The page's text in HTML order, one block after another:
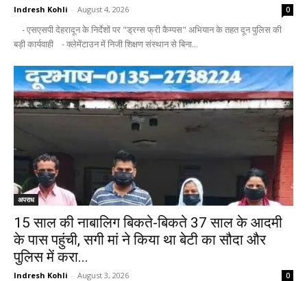
Indresh Kohli - August 4, 2026 0
- एसएसपी देहरादून के निर्देशों पर "ड्रग्स फ्री कैम्पस" अभियान के तहत दून पुलिस की
बड़ी कार्यवाही - क्लेमेंटाउन में निजी शिक्षण संस्थान से बिना...
अपराध
15 साल की नाबालिग बिकते-बिकते 37 साल के आदमी
के पास पहुंची, सगी मां ने किया था बेटी का सौदा और
पुलिस में करा...
Indresh Kohli - August 3, 2026 0